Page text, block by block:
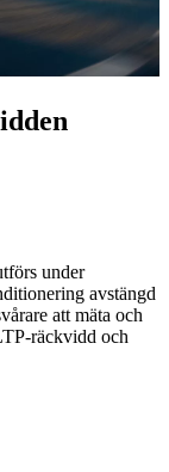
under
avstängd
att mäta och
räckvidd och